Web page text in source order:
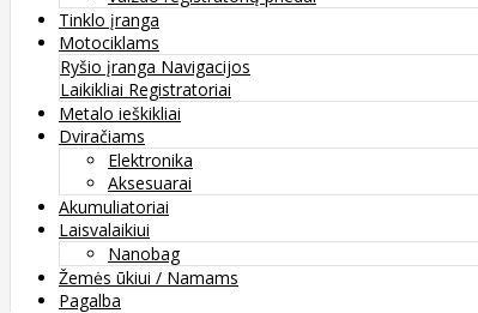
Tinklo įranga
Motociklams
Ryšio įranga Navigacijos
Laikikliai Registratoriai
Metalo ieškikliai
Dviračiams
Elektronika
Aksesuarai
Akumuliatoriai
Laisvalaikiui
Nanobag
Žemės ūkiui / Namams
Pagalba